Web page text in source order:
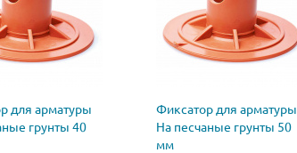
для арматуры
грунты 40
Фиксатор для арматуры
На песчаные грунты 50
мм